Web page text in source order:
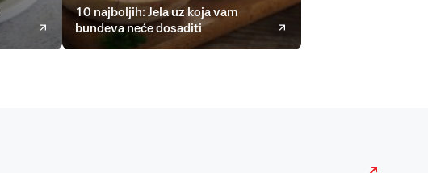
10 najboljih: Jela uz koja vam
bundeva neće dosaditi